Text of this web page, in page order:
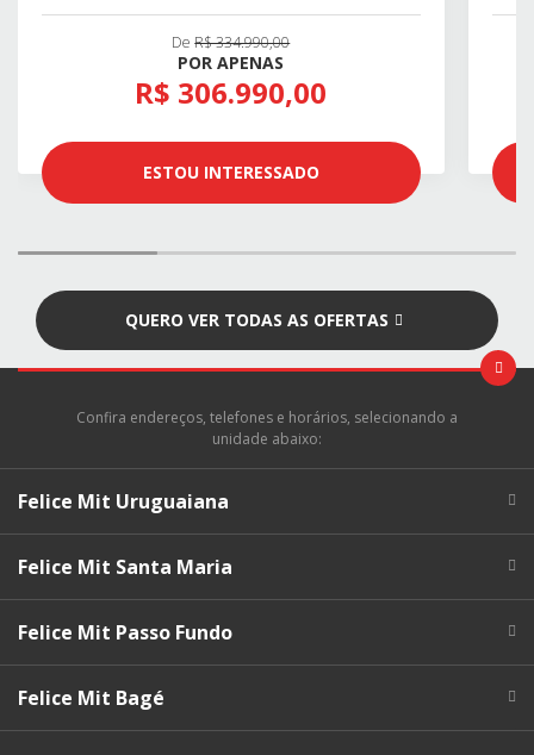
DeR$ 334.990,00
POR APENAS
R$ 306.990,00
ESTOU INTERESSADO
QUERO VER TODAS AS OFERTAS
Confira endereços, telefones e horários, selecionando a
unidade abaixo:
Felice Mit Uruguaiana
Felice Mit Santa Maria
Felice Mit Passo Fundo
Felice Mit Bagé